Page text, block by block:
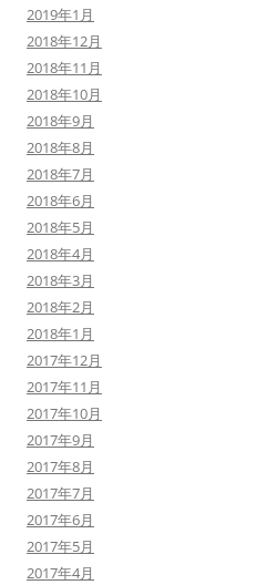
2019年1月
2018年12月
2018年11月
2018年10月
2018年9月
2018年8月
2018年7月
2018年6月
2018年5月
2018年4月
2018年3月
2018年2月
2018年1月
2017年12月
2017年11月
2017年10月
2017年9月
2017年8月
2017年7月
2017年6月
2017年5月
2017年4月